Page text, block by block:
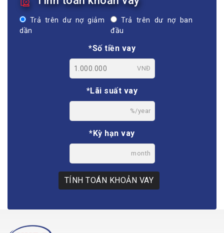
Trả trên dư nợ giảm
dần
Trả trên dư nợ ban
đầu
*Số tiền vay
VNĐ
*Lãi suất vay
%/year
*Kỳ hạn vay
month
TÍNH TOÁN KHOẢN VAY